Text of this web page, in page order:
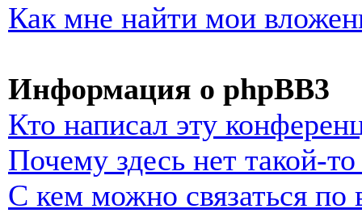
Как мне найти мои
Информация о phpBB3
Кто написал эту
Почему здесь нет такой-
С кем можно связаться по